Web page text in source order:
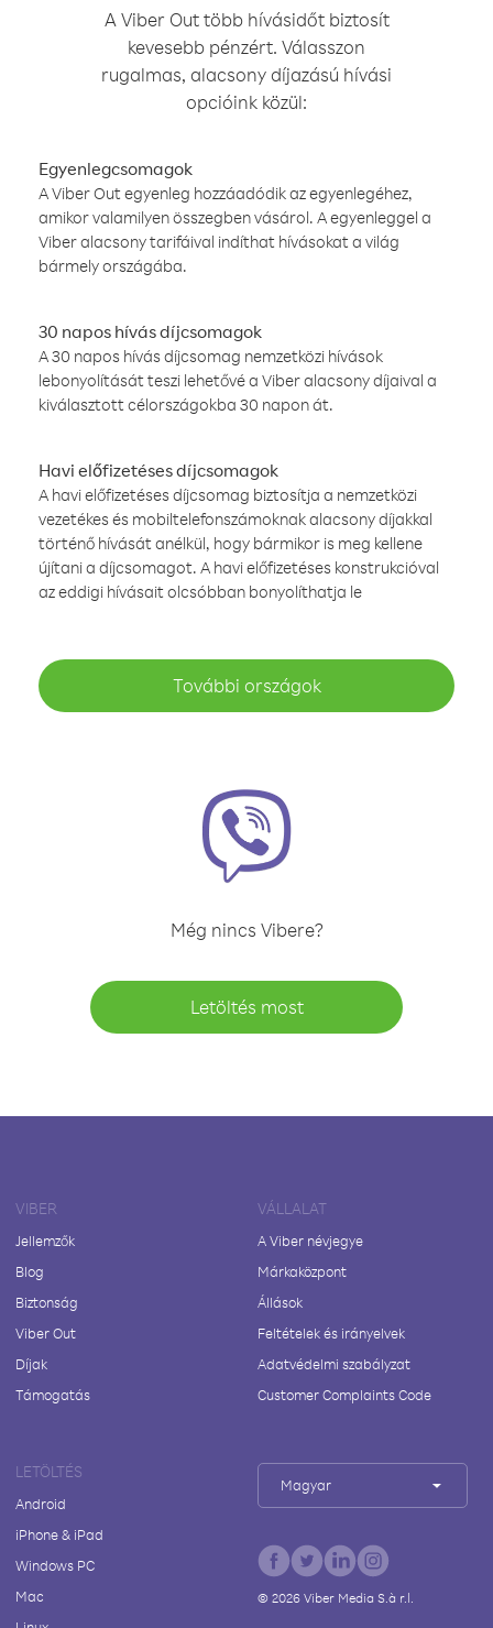
A Viber Out több hívásidőt biztosít
kevesebb pénzért. Válasszon
rugalmas, alacsony díjazású hívási
opcióink közül:
Egyenlegcsomagok
A Viber Out egyenleg hozzáadódik az egyenlegéhez,
amikor valamilyen összegben vásárol. A egyenleggel a
Viber alacsony tarifáival indíthat hívásokat a világ
bármely országába.
30 napos hívás díjcsomagok
A 30 napos hívás díjcsomag nemzetközi hívások
lebonyolítását teszi lehetővé a Viber alacsony díjaival a
kiválasztott célországokba 30 napon át.
Havi előfizetéses díjcsomagok
A havi előfizetéses díjcsomag biztosítja a nemzetközi
vezetékes és mobiltelefonszámoknak alacsony díjakkal
történő hívását anélkül, hogy bármikor is meg kellene
újítani a díjcsomagot. A havi előfizetéses konstrukcióval
az eddigi hívásait olcsóbban bonyolíthatja le
További országok
Még nincs Vibere?
Letöltés most
VIBER
Jellemzők
Blog
Biztonság
Viber Out
Díjak
Támogatás
VÁLLALAT
A Viber névjegye
Márkaközpont
Állások
Feltételek és irányelvek
Adatvédelmi szabályzat
Customer Complaints Code
LETÖLTÉS
Android
iPhone & iPad
Windows PC
Mac
Magyar
© 2026Viber Media S.à r.l.